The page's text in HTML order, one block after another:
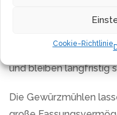
Cookie-Richtlinie
Keramik-Mahlwerke
und bleiben langfristig
Die Gewürzmühlen